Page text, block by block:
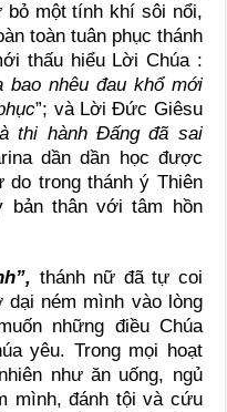
một tính khí sôi nổi,
toàn tuân phục thánh
thấu hiểu Lời Chúa :
bao nhêu đau khổ mới
”; và Lời Đức Giêsu
thi hành Đấng đã sai
dần dần học được
trong thánh ý Thiên
bản thân với tâm hồn
thánh nữ đã tự coi
ném mình vào lòng
những điều Chúa
yêu. Trong mọi hoạt
như ăn uống, ngủ
mình, đánh tội và cứu